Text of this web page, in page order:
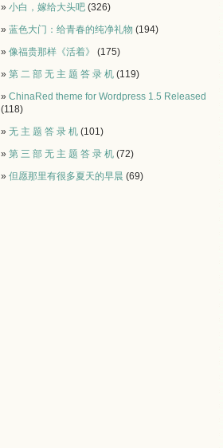
» 小白，嫁给大头吧 (326)
» 蓝色大门：给青春的纯净礼物 (194)
» 像福贵那样《活着》
(175)
» 第 二 部 无 主 题 答 录 机 (119)
» ChinaRed theme for Wordpress 1.5 Released
(118)
» 无 主 题 答 录 机 (101)
» 第 三 部 无 主 题 答 录 机 (72)
» 但愿那里有很多夏天的早晨 (69)